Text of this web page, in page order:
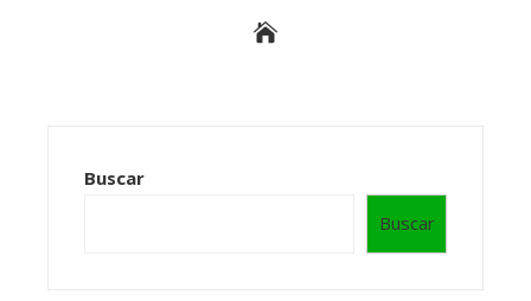
Buscar
Buscar